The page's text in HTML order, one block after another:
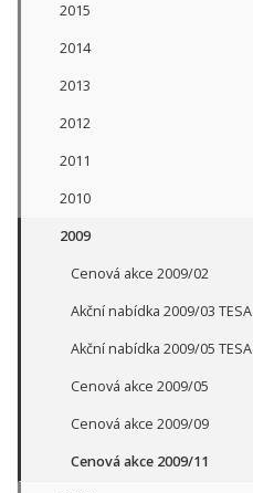
2015
2014
2013
2012
2011
2010
2009
Cenová akce 2009/02
Akční nabídka 2009/03 TESA
Akční nabídka 2009/05 TESA
Cenová akce 2009/05
Cenová akce 2009/09
Cenová akce 2009/11